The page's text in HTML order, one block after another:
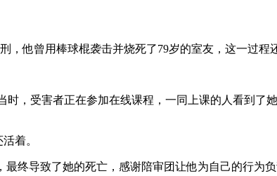
，他曾用棒球棍袭击并烧死了79岁的室友，这一过程
时，受害者正在参加在线课程，一同上课的人看到
着。
终导致了她的死亡，感谢陪审团让他为自己的行为